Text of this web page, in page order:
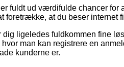
fuldt ud værdifulde chancer
foretrække, at du beser internet
dig ligeledes fuldkommen fine
man kan registrere en
kunderne er.